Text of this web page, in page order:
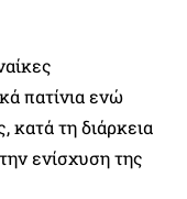
πατίνια ενώ
κατά τη διάρκεια
ενίσχυση της